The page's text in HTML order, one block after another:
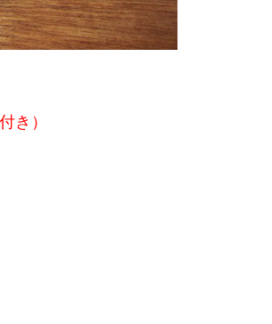
き）